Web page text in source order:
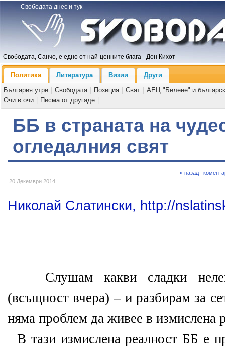
Свободата днес и тук
Свободата, Санчо, е едно от най-ценните блага - Дон Кихот
Политика Литература Визии
Други
България утре
Свободата Позиция Свят
АЕЦ "Белене" и
Очи в очи
Писма от другаде
ББ в страната на
огледалния свят
20 Декември 2014
« назад
Николай Слатински, http://
Слушам какви сладки
(всъщност вчера) – и разбирам за
няма проблем да живее в измислена
В тази измислена реалност ББ е